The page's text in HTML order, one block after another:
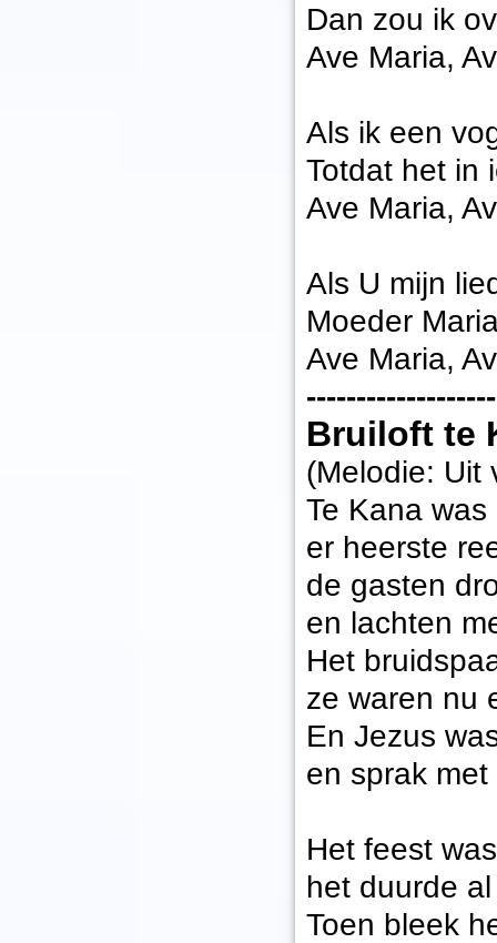
Dan zou ik
Ave Maria,
Als ik een
Totdat het in
Ave Maria,
Als U mijn
Moeder
Ave Maria,
Bruiloft te
(Melodie: Uit
Te Kana
er heerste
de gasten
en lachten
Het
ze waren nu
En Jezus
en sprak
Het feest
het duurde
Toen bleek